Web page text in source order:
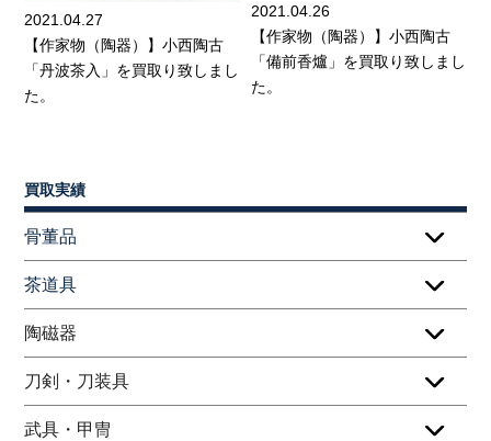
2021.04.27
【作家物（陶器）】小西陶古
「丹波茶入」を買取り致しまし
た。
2021.04.26
【作家物（陶器）】小西陶古
「備前香爐」を買取り致しまし
た。
買取実績
骨董品
茶道具
陶磁器
刀剣・刀装具
武具・甲冑